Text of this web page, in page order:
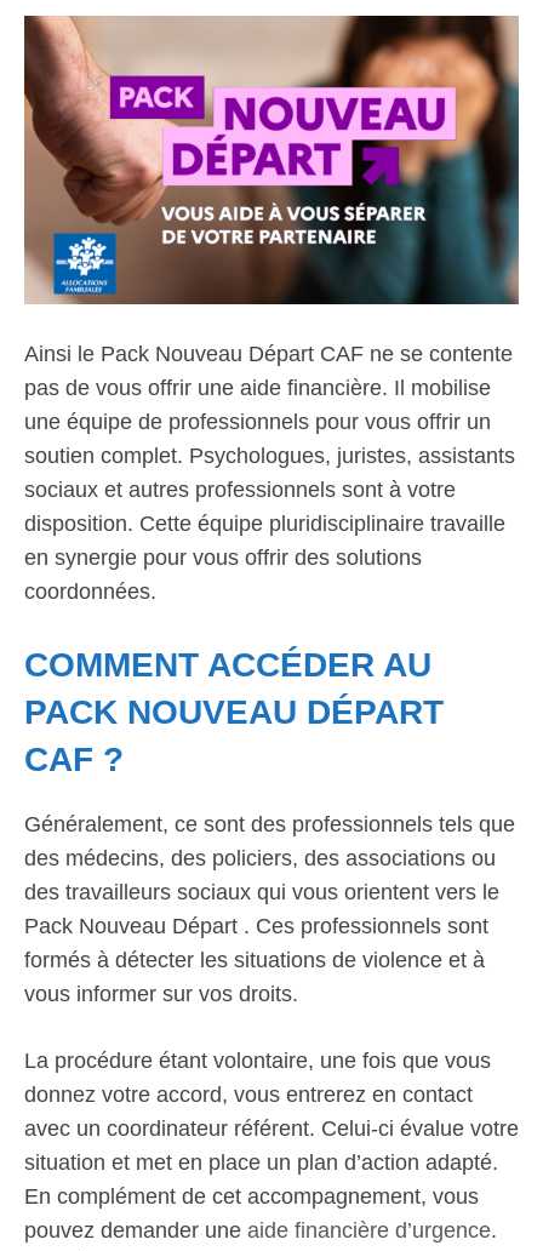
Ainsi le Pack Nouveau Départ CAF ne se contente
pas de vous offrir une aide financière. Il mobilise
une équipe de professionnels pour vous offrir un
soutien complet. Psychologues, juristes, assistants
sociaux et autres professionnels sont à votre
disposition. Cette équipe pluridisciplinaire travaille
en synergie pour vous offrir des solutions
coordonnées.
COMMENT ACCÉDER AU
PACK NOUVEAU DÉPART
CAF ?
Généralement, ce sont des professionnels tels que
des médecins, des policiers, des associations ou
des travailleurs sociaux qui vous orientent vers le
Pack Nouveau Départ . Ces professionnels sont
formés à détecter les situations de violence et à
vous informer sur vos droits.
La procédure étant volontaire, une fois que vous
donnez votre accord, vous entrerez en contact
avec un coordinateur référent. Celui-ci évalue votre
situation et met en place un plan d’action adapté.
En complément de cet accompagnement, vous
pouvez demander une aide financière d’urgence.